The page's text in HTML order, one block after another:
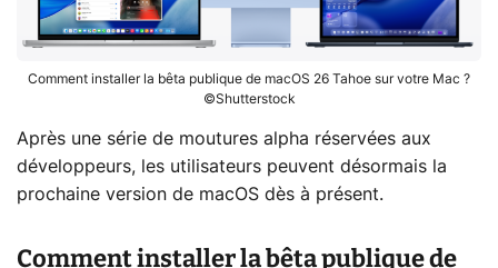
Comment installer la bêta publique de macOS 26 Tahoe sur votre Mac ?
©Shutterstock
Après une série de moutures alpha réservées aux
développeurs, les utilisateurs peuvent désormais la
prochaine version de macOS dès à présent.
Comment installer la bêta publique de